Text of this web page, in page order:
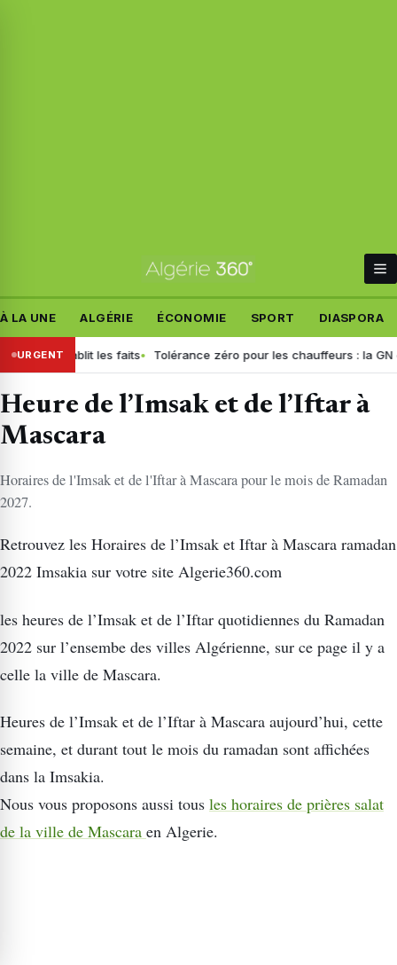
À LA UNE ALGÉRIE ÉCONOMIE SPORT DIASPORA
URGENT
rétablit les faits Tolérance zéro pour les chauffeurs : la GN
Heure de l’Imsak et de l’Iftar à
Mascara
Horaires de l'Imsak et de l'Iftar à Mascara pour le mois de Ramadan
2027.
Retrouvez les Horaires de l’Imsak et Iftar à Mascara ramadan
2022 Imsakia sur votre site Algerie360.com
les heures de l’Imsak et de l’Iftar quotidiennes du Ramadan
2022 sur l’ensembe des villes Algérienne, sur ce page il y a
celle la ville de Mascara.
Heures de l’Imsak et de l’Iftar à Mascara aujourd’hui, cette
semaine, et durant tout le mois du ramadan sont affichées
dans la Imsakia.
Nous vous proposons aussi tous les horaires de prières salat
de la ville de Mascara en Algerie.